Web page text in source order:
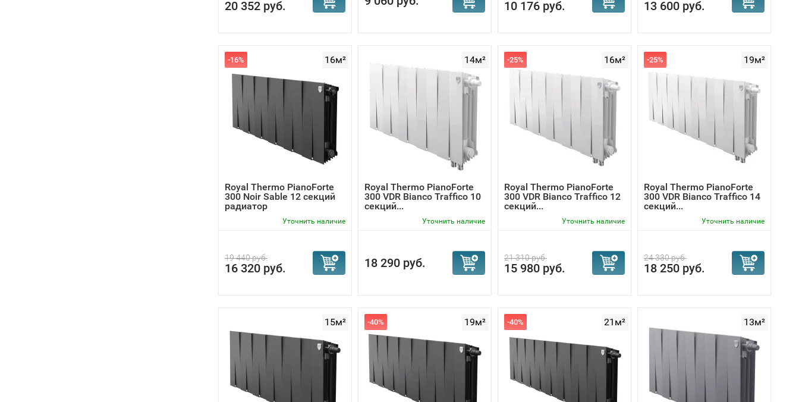
20 352 руб. 10 176 руб. 13 600 руб.
16м²
-16%
Royal Thermo PianoForte
300 Noir Sable 12 секций
радиатор
Уточнить наличие
19 440 руб.
16 320 руб.
14м²
Royal Thermo PianoForte
300 VDR Bianco Traffico 10
секций...
Уточнить наличие
18 290 руб.
16м²
-25%
Royal Thermo PianoForte
300 VDR Bianco Traffico 12
секций...
Уточнить наличие
21 310 руб.
15 980 руб.
19м²
-25%
Royal Thermo PianoForte
300 VDR Bianco Traffico 14
секций...
Уточнить наличие
24 330 руб.
18 250 руб.
15м² 19м²
-40% 21м²
-40% 13м²